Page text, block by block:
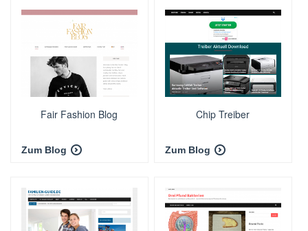
Fair Fashion Blog
Zum Blog
Chip Treiber
Zum Blog